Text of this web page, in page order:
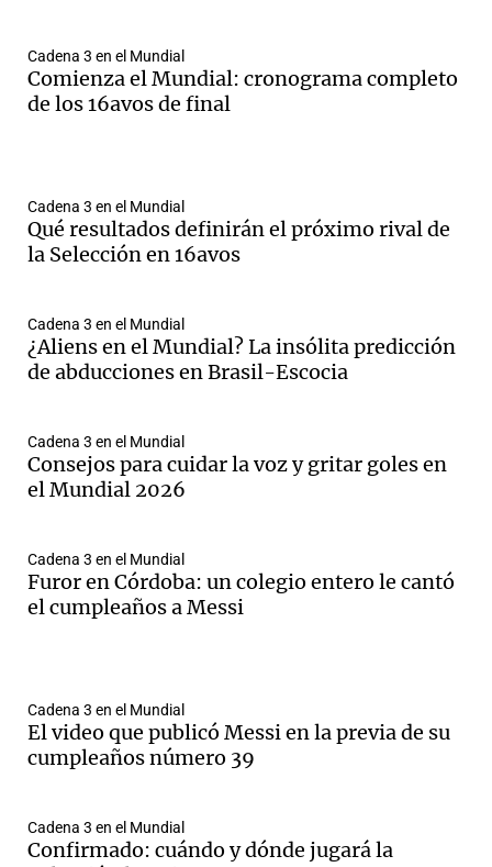
Cadena 3 en el Mundial
Comienza el Mundial: cronograma completo
de los 16avos de final
Cadena 3 en el Mundial
Qué resultados definirán el próximo rival de
la Selección en 16avos
Cadena 3 en el Mundial
¿Aliens en el Mundial? La insólita predicción
de abducciones en Brasil-Escocia
Cadena 3 en el Mundial
Consejos para cuidar la voz y gritar goles en
el Mundial 2026
Cadena 3 en el Mundial
Furor en Córdoba: un colegio entero le cantó
el cumpleaños a Messi
Cadena 3 en el Mundial
El video que publicó Messi en la previa de su
cumpleaños número 39
Cadena 3 en el Mundial
Confirmado: cuándo y dónde jugará la